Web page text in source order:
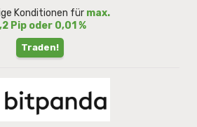
Konditionen für max.
Pip oder 0,01 %
Traden!